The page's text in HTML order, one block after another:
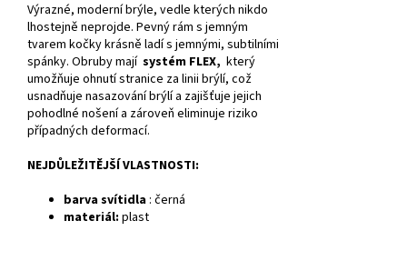
Výrazné, moderní brýle, vedle kterých nikdo
lhostejně neprojde. Pevný rám s jemným
tvarem kočky krásně ladí s jemnými, subtilními
spánky. Obruby mají systém FLEX, který
umožňuje ohnutí stranice za linii brýlí, což
usnadňuje nasazování brýlí a zajišťuje jejich
pohodlné nošení a zároveň eliminuje riziko
případných deformací.
NEJDŮLEŽITĚJŠÍ VLASTNOSTI:
barva svítidla : černá
materiál: plast